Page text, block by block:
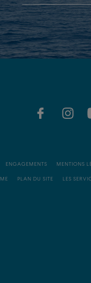
ENGAGEMENTS MENTIONS
PLAN DU SITE LES